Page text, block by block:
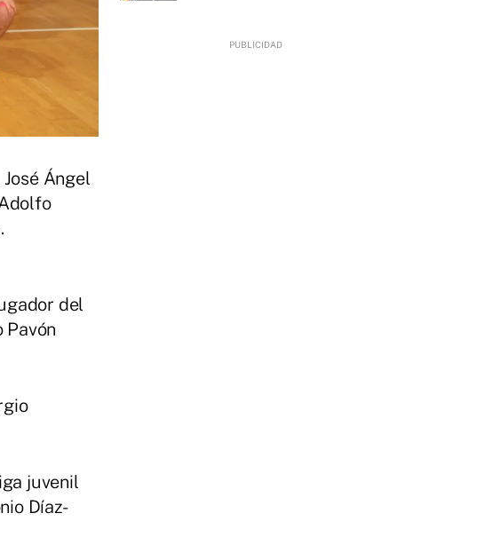
Ángel
del
Pavón
juvenil
Díaz-